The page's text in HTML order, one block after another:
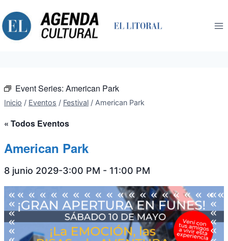
al
contenido
Event Series: American Park
Inicio / Eventos / Festival / American Park
« Todos Eventos
American Park
8 junio 2029-3:00 PM - 11:00 PM